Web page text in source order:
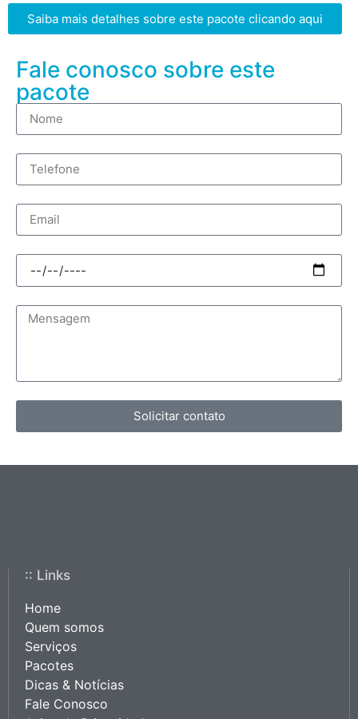
Saiba mais detalhes sobre este pacote clicando aqui
Fale conosco sobre este
pacote
Solicitar contato
:: Links
Home
Quem somos
Serviços
Pacotes
Dicas & Notícias
Fale Conosco